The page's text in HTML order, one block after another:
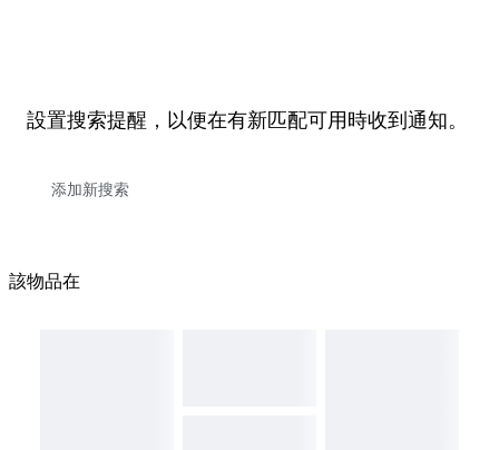
設置搜索提醒，以便在有新匹配可用時收到通知。
該物品在